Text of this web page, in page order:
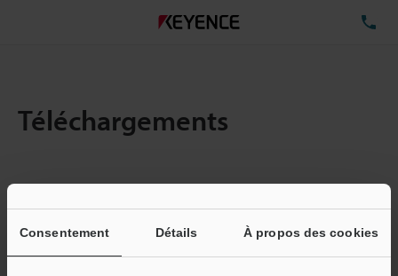
Consentement Détails À propos des cookies
Téléchargements
Quantité : Taille totale des fichiers :6.34MB